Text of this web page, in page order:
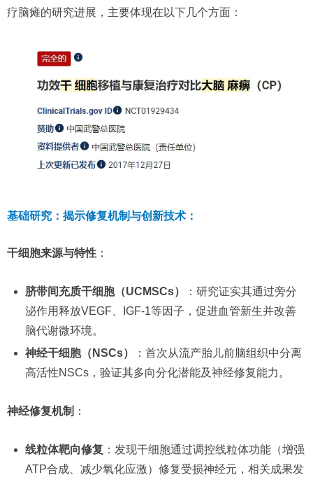
疗脑瘫的研究进展，主要体现在以下几个方面：
基础研究：揭示修复机制与创新技术：
干细胞来源与特性 ：
脐带间充质干细胞（UCMSCs）
：研究证实其通过旁分
泌作用释放VEGF、IGF-1等因子，促进血管新生并改善
脑代谢微环境。
神经干细胞（NSCs）
：首次从流产胎儿前脑组织中分离
高活性NSCs，验证其多向分化潜能及神经修复能力。
神经修复机制 ：
线粒体靶向修复 ：发现干细胞通过调控线粒体功能（增强
ATP合成、减少氧化应激）修复受损神经元，相关成果发